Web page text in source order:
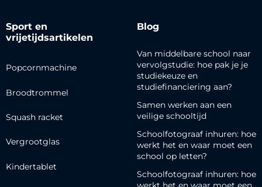
Sport en
vrijetijdsartikelen
Popcornmachine
Broodtrommel
Squash racket
Vergrootglas
Kindertablet
Blog
Van middelbare school naar
vervolgstudie: hoe pak je je
studiekeuze en
studiefinanciering aan?
Samen werken aan een
veilige schooltijd
Schoolfotograaf inhuren: hoe
werkt het en waar moet een
school op letten?
Schoolfotograaf inhuren: hoe